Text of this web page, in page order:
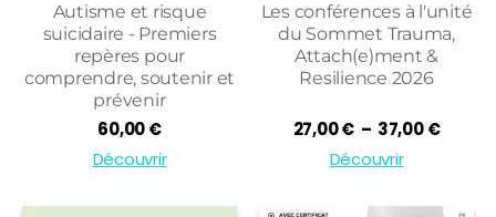
Autisme et risque
suicidaire - Premiers
repères pour
comprendre, soutenir et
prévenir
60,00€
Découvrir
Les conférences à l'unité
du Sommet Trauma,
Attach(e)ment &
Resilience 2026
27,00€ – 37,00€Plage
à
Découvrir